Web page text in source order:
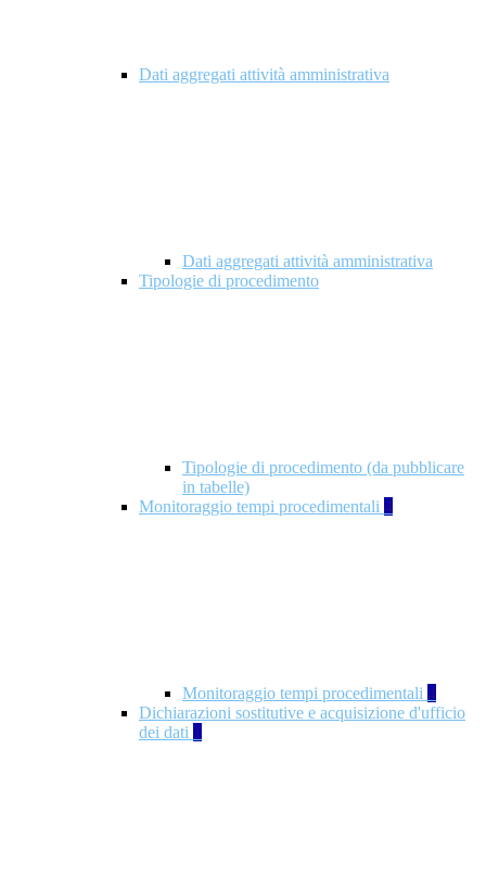
Dati aggregati attività amministrativa
Dati aggregati attività amministrativa
Tipologie di procedimento
Tipologie di procedimento (da pubblicare
in tabelle)
Monitoraggio tempi procedimentali 4
Monitoraggio tempi procedimentali 4
Dichiarazioni sostitutive e acquisizione d'ufficio
dei dati 1